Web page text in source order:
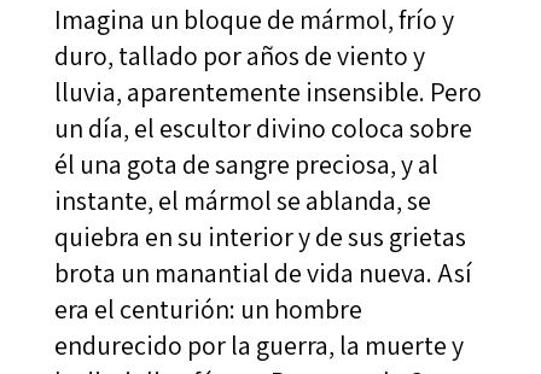
Imagina un bloque de mármol, frío y
duro, tallado por años de viento y
lluvia, aparentemente insensible. Pero
un día, el escultor divino coloca sobre
él una gota de sangre preciosa, y al
instante, el mármol se ablanda, se
quiebra en su interior y de sus grietas
brota un manantial de vida nueva. Así
era el centurión: un hombre
endurecido por la guerra, la muerte y